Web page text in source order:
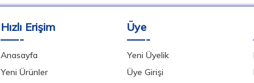
Hızlı Erişim
Anasayfa
Yeni Ürünler
Üye
Yeni Üyelik
Üye Girişi